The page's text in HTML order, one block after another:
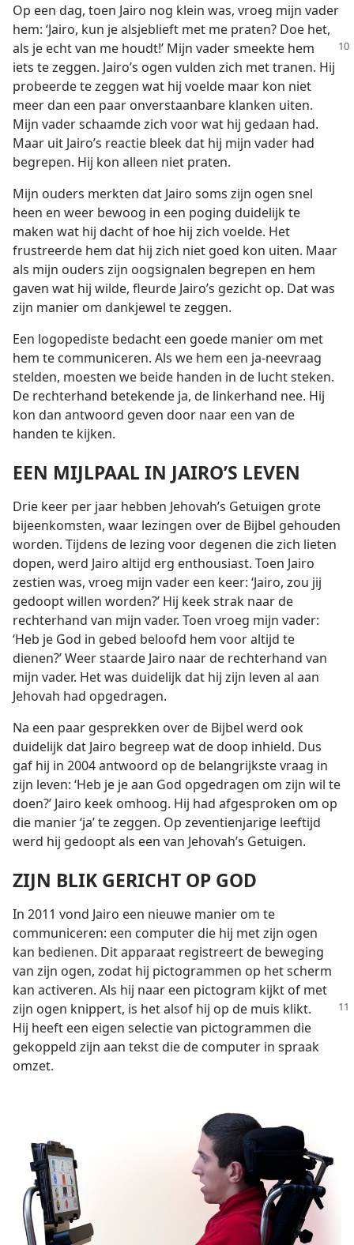
Op een dag, toen Jairo nog klein was, vroeg mijn vader
hem: ‘Jairo, kun je alsjeblieft met me praten? Doe het,
als je echt van me houdt!’ Mijn vader smeekte hem
iets te zeggen. Jairo’s ogen vulden zich met tranen. Hij
probeerde te zeggen wat hij voelde maar kon niet
meer dan een paar onverstaanbare klanken uiten.
Mijn vader schaamde zich voor wat hij gedaan had.
Maar uit Jairo’s reactie bleek dat hij mijn vader had
begrepen. Hij kon alleen niet praten.
Mijn ouders merkten dat Jairo soms zijn ogen snel
heen en weer bewoog in een poging duidelijk te
maken wat hij dacht of hoe hij zich voelde. Het
frustreerde hem dat hij zich niet goed kon uiten. Maar
als mijn ouders zijn oogsignalen begrepen en hem
gaven wat hij wilde, fleurde Jairo’s gezicht op. Dat was
zijn manier om dankjewel te zeggen.
Een logopediste bedacht een goede manier om met
hem te communiceren. Als we hem een ja-neevraag
stelden, moesten we beide handen in de lucht steken.
De rechterhand betekende ja, de linkerhand nee. Hij
kon dan antwoord geven door naar een van de
handen te kijken.
EEN MIJLPAAL IN JAIRO’S LEVEN
Drie keer per jaar hebben Jehovah’s Getuigen grote
bijeenkomsten, waar lezingen over de Bijbel gehouden
worden. Tijdens de lezing voor degenen die zich lieten
dopen, werd Jairo altijd erg enthousiast. Toen Jairo
zestien was, vroeg mijn vader een keer: ‘Jairo, zou jij
gedoopt willen worden?’ Hij keek strak naar de
rechterhand van mijn vader. Toen vroeg mijn vader:
‘Heb je God in gebed beloofd hem voor altijd te
dienen?’ Weer staarde Jairo naar de rechterhand van
mijn vader. Het was duidelijk dat hij zijn leven al aan
Jehovah had opgedragen.
Na een paar gesprekken over de Bijbel werd ook
duidelijk dat Jairo begreep wat de doop inhield. Dus
gaf hij in 2004 antwoord op de belangrijkste vraag in
zijn leven: ‘Heb je je aan God opgedragen om zijn wil te
doen?’ Jairo keek omhoog. Hij had afgesproken om op
die manier ‘ja’ te zeggen. Op zeventienjarige leeftijd
werd hij gedoopt als een van Jehovah’s Getuigen.
ZIJN BLIK GERICHT OP GOD
In 2011 vond Jairo een nieuwe manier om te
communiceren: een computer die hij met zijn ogen
kan bedienen. Dit apparaat registreert de beweging
van zijn ogen, zodat hij pictogrammen op het scherm
kan activeren. Als hij naar een pictogram kijkt of met
zijn ogen knippert, is het alsof hij op de muis klikt.
Hij heeft een eigen selectie van pictogrammen die
gekoppeld zijn aan tekst die de computer in spraak
omzet.